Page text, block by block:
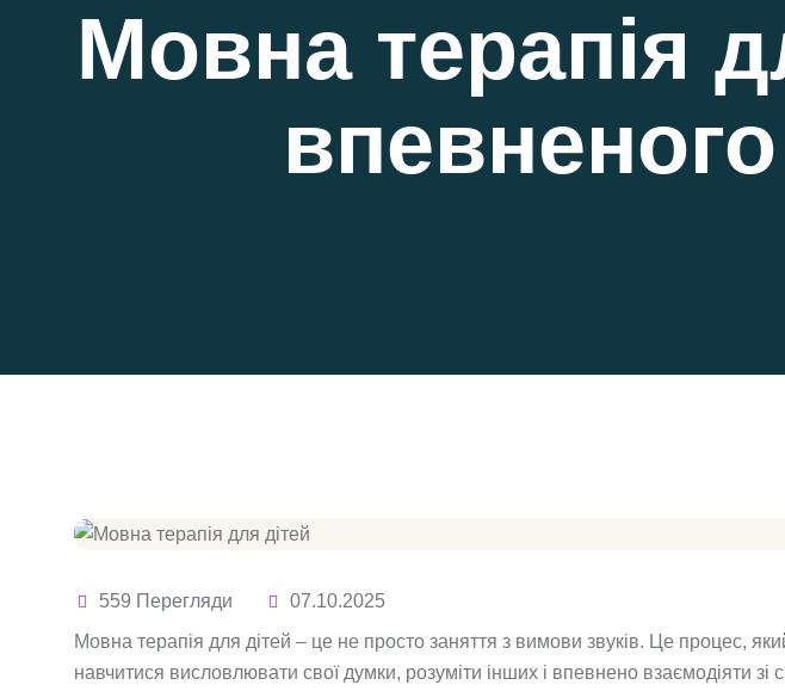
Мовна терапія
559 Перегляди
07.10.2025
Мовна терапія для дітей – це не просто заняття з вимови звуків. Це процес,
навчитися висловлювати свої думки, розуміти інших і впевнено взаємодіяти зі